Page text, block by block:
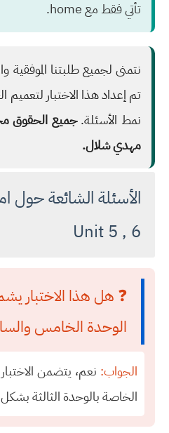
تأتي فقط مع home.
نتمنى لجميع طلبتنا الموفقية
تم إعداد هذا الاختبار
نمط الأسئلة.جميع الحقوق
مهدي شلال.
الأسئلة الشائعة حول
Unit 5 , 6
❓ هل هذا الاختبار
الوحدة الخامس
الجواب: نعم، يتضمن
الخاصة بالوحدة الثالثة